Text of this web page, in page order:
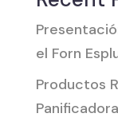
el Forn
Productos